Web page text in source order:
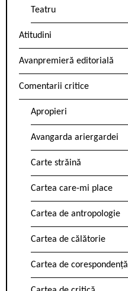
Teatru
Atitudini
Avanpremieră editorială
Comentarii critice
Apropieri
Avangarda ariergardei
Carte străină
Cartea care-mi place
Cartea de antropologie
Cartea de călătorie
Cartea de corespondență